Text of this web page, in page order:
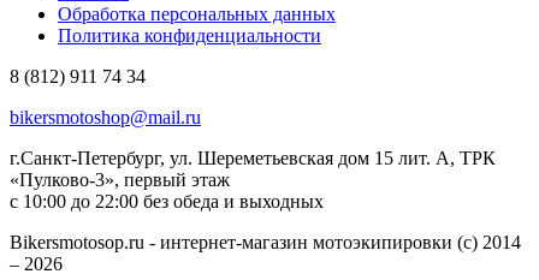
Обработка персональных данных
Политика конфиденциальности
8 (812) 911 74 34
bikersmotoshop@mail.ru
г.Санкт-Петербург, ул. Шереметьевская дом 15 лит. А, ТРК
«Пулково-3», первый этаж
с 10:00 до 22:00 без обеда и выходных
Bikersmotosop.ru - интернет-магазин мотоэкипировки (c) 2014
– 2026